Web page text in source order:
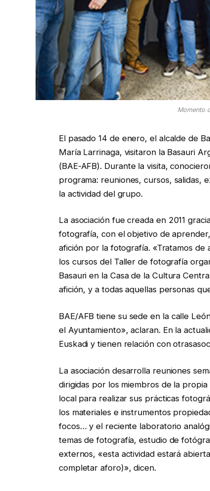
Momento
El pasado 14 de enero, el alcalde de
María Larrinaga, visitaron la Basauri
(BAE-AFB). Durante la visita,
programa: reuniones, cursos, salidas,
la actividad del grupo.
La asociación fue creada en 2011
fotografía, con el objetivo de
afición por la fotografía. «Tratamos
los cursos del Taller de fotografía
Basauri en la Casa de la Cultura
afición, y a todas aquellas personas
BAE/AFB tiene su sede en la calle
el Ayuntamiento», aclaran. En la
Euskadi y tienen relación con
La asociación desarrolla reuniones
dirigidas por los miembros de la
local para realizar sus prácticas
los materiales e instrumentos
focos… y el reciente laboratorio
temas de fotografía, estudio de
externos, «esta actividad estará
completar aforo)», dicen.